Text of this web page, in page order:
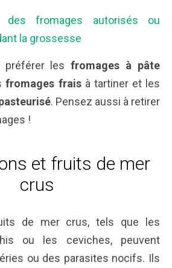
des fromages autorisés ou
la grossesse
préférer lesfromages à pâte
fromages fraisà tartiner et les
. Pensez aussi à retirer
!
et fruits de mer
crus
de mer crus, tels que les
ou les ceviches, peuvent
ou des parasites nocifs. Ils